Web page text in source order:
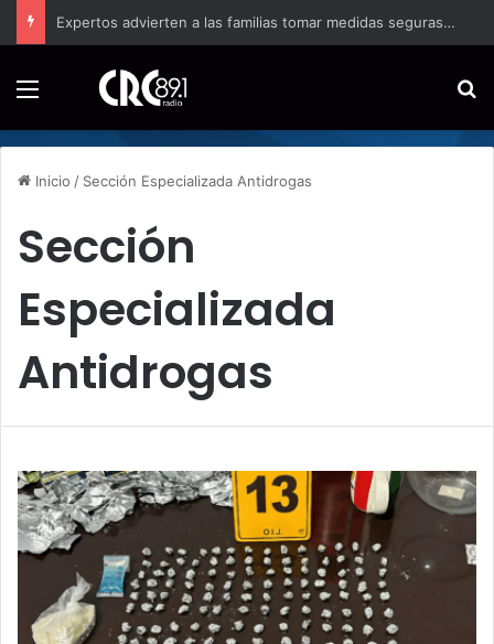
Expertos advierten a las familias tomar medidas seguras antes de instalar un cargador para vehículo eléctrico
Inicio / Sección Especializada Antidrogas
Sección
Especializada
Antidrogas